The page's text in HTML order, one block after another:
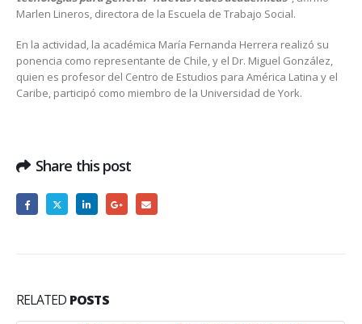
Marlen Lineros, directora de la Escuela de Trabajo Social.
En la actividad, la académica María Fernanda Herrera realizó su
ponencia como representante de Chile, y el Dr. Miguel González,
quien es profesor del Centro de Estudios para América Latina y el
Caribe, participó como miembro de la Universidad de York.
Share this post
RELATED POSTS